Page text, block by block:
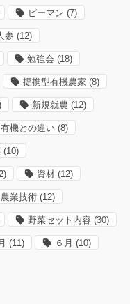
ピーマン (7)
参 (12)
勉強会 (18)
提携型有機農家 (8)
新規就農 (12)
有機との違い (8)
(10)
資材 (12)
農業技術 (12)
野菜セット内容 (30)
(11) ６月 (10)